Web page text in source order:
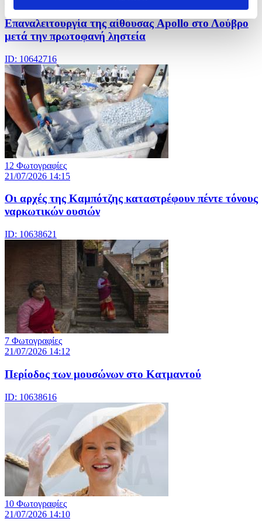
Eπαναλειτουργία της αίθουσας Apollo στο Λούβρο
μετά την πρωτοφανή ληστεία
ID: 10642716
12 Φωτογραφίες
21/07/2026 14:15
Οι αρχές της Καμπότζης καταστρέφουν πέντε τόνους
ναρκωτικών ουσιών
ID: 10638621
7 Φωτογραφίες
21/07/2026 14:12
Περίοδος των μουσώνων στο Κατμαντού
ID: 10638616
10 Φωτογραφίες
21/07/2026 14:10